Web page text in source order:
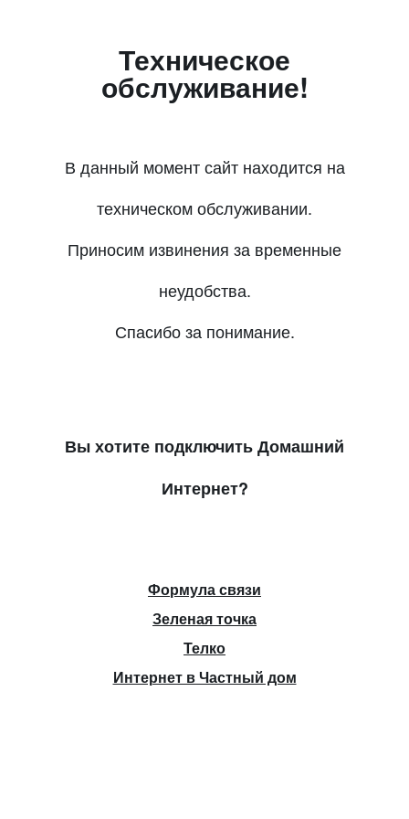
Техническое
обслуживание!
В данный момент сайт находится на
техническом обслуживании.
Приносим извинения за временные
неудобства.
Спасибо за понимание.
Вы хотите подключить Домашний
Интернет?
Формула связи
Зеленая точка
Телко
Интернет в Частный дом